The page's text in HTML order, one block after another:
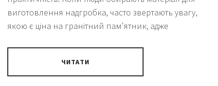
виготовлення надгробка, часто звертають увагу,
якою є ціна на гранітний пам’ятник, адже
ЧИТАТИ